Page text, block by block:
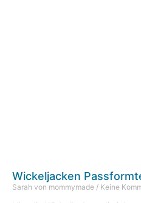
Wickeljacken
Sarah von mommymade Keine